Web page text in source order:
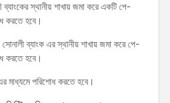
স্থানীয় শাখায় জমা করে একটি পে-
করতে হবে।
ব্যাংক এর স্থানীয় শাখায় জমা করে পে-
করতে হবে।
মাধ্যমে পরিশোধ করতে হবে।